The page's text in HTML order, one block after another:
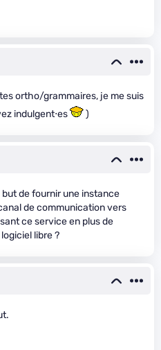
ortho/grammaires, je me suis
indulgent⋅es
)
but de fournir une instance
de communication vers
ce service en plus de
libre ?